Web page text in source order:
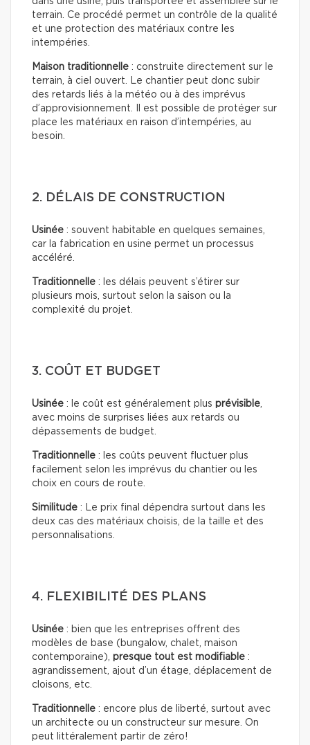
terrain. Ce procédé permet un contrôle de la qualité
et une protection des matériaux contre les
intempéries.
Maison traditionnelle : construite directement sur le
terrain, à ciel ouvert. Le chantier peut donc subir
des retards liés à la météo ou à des imprévus
d’approvisionnement. Il est possible de protéger sur
place les matériaux en raison d’intempéries, au
besoin.
2. DÉLAIS DE CONSTRUCTION
Usinée : souvent habitable en quelques semaines,
car la fabrication en usine permet un processus
accéléré.
Traditionnelle : les délais peuvent s’étirer sur
plusieurs mois, surtout selon la saison ou la
complexité du projet.
3. COÛT ET BUDGET
Usinée : le coût est généralement plus prévisible,
avec moins de surprises liées aux retards ou
dépassements de budget.
Traditionnelle : les coûts peuvent fluctuer plus
facilement selon les imprévus du chantier ou les
choix en cours de route.
Similitude : Le prix final dépendra surtout dans les
deux cas des matériaux choisis, de la taille et des
personnalisations.
4. FLEXIBILITÉ DES PLANS
Usinée : bien que les entreprises offrent des
modèles de base (bungalow, chalet, maison
contemporaine), presque tout est modifiable :
agrandissement, ajout d’un étage, déplacement de
cloisons, etc.
Traditionnelle : encore plus de liberté, surtout avec
un architecte ou un constructeur sur mesure. On
peut littéralement partir de zéro!